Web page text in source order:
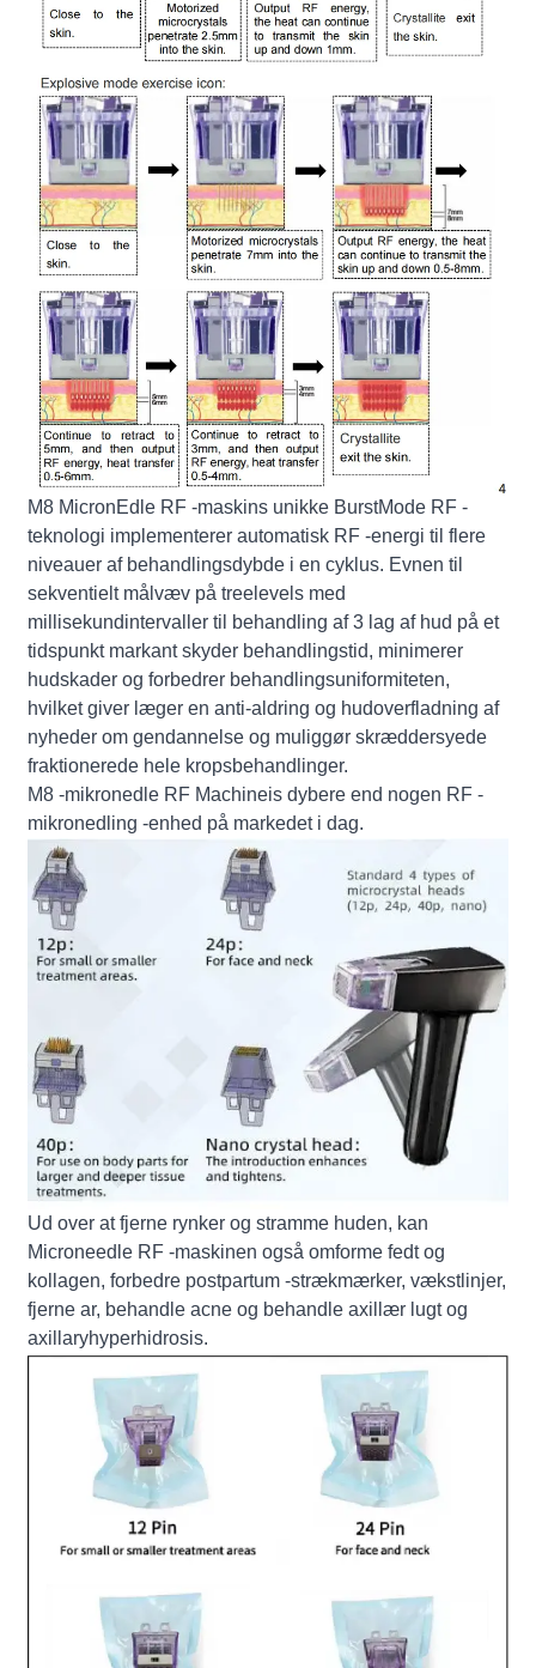
M8 MicronEdle RF -maskins unikke BurstMode RF -
teknologi implementerer automatisk RF -energi til flere
niveauer af behandlingsdybde i en cyklus. Evnen til
sekventielt målvæv på treelevels med
millisekundintervaller til behandling af 3 lag af hud på et
tidspunkt markant skyder behandlingstid, minimerer
hudskader og forbedrer behandlingsuniformiteten,
hvilket giver læger en anti-aldring og hudoverfladning af
nyheder om gendannelse og muliggør skræddersyede
fraktionerede hele kropsbehandlinger.
M8 -mikronedle RF Machineis dybere end nogen RF -
mikronedling -enhed på markedet i dag.
Ud over at fjerne rynker og stramme huden, kan
Microneedle RF -maskinen også omforme fedt og
kollagen, forbedre postpartum -strækmærker, vækstlinjer,
fjerne ar, behandle acne og behandle axillær lugt og
axillaryhyperhidrosis.